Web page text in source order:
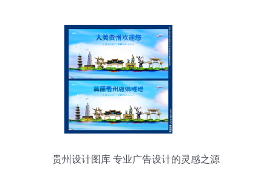
贵州设计图库 专业广告设计的灵感之源